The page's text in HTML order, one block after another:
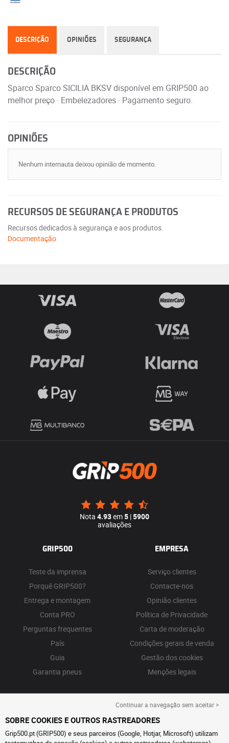
DESCRIÇÃO OPINIÕES SEGURANÇA
DESCRIÇÃO
Sparco Sparco SICILIA BKSV disponível em GRIP500 ao
melhor preço · Embelezadores · Pagamento seguro.
OPINIÕES
Nenhum internauta deixou opinião de momento.
RECURSOS DE SEGURANÇA E PRODUTOS
Recursos dedicados à segurança e aos produtos.
Documentação
Nota 4.93em5 |5900
avaliações
GRIP500
Teste da imprensa
Porquê GRIP500?
Entrega e montagem
Conta PRO
Perguntas frequentes
País
Guia
Garantia pneus
EMPRESA
Serviço clientes
Contacte-nos
Opinião clientes
Política de Privacidade
Carta de moderação
Condições gerais de venda
Gestão dos cookies
Menções legais
Continuar a navegação sem aceitar >
SOBRE COOKIES E OUTROS RASTREADORES
Grip500.pt (GRIP500) e seus parceiros (Google, Hotjar, Microsoft) utilizam